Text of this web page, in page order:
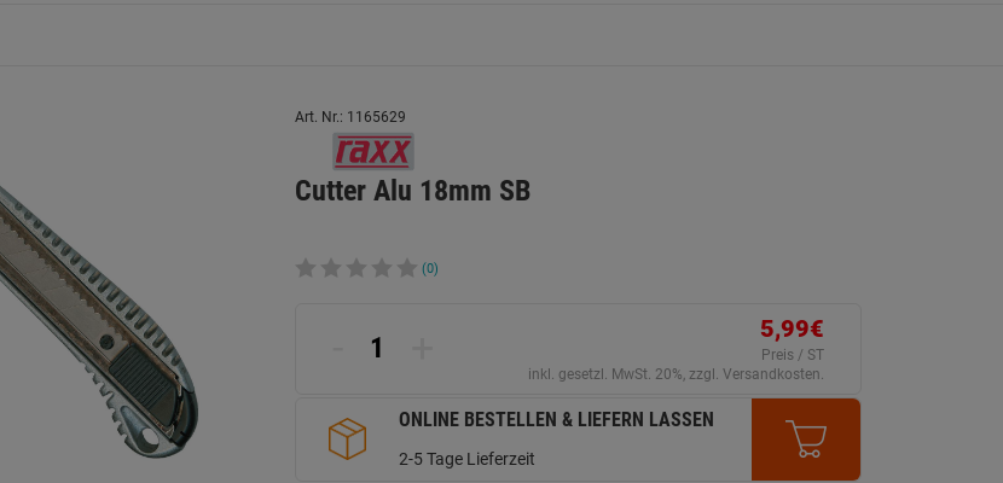
Art. Nr.: 1165629
Cutter Alu 18mm SB
(0)
5,99€
Preis / ST
inkl. gesetzl. MwSt. 20%, zzgl. Versandkosten.
ONLINE BESTELLEN & LIEFERN LASSEN
2-5 Tage Lieferzeit